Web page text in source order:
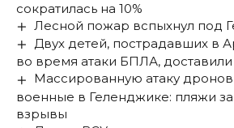
сократилась на 10%
Лесной пожар вспыхнул под
Двух детей, пострадавших в
во время атаки БПЛА,
Массированную атаку
военные в Геленджике: пляжи
взрывы